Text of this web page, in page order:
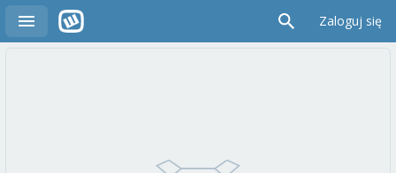
Zaloguj się